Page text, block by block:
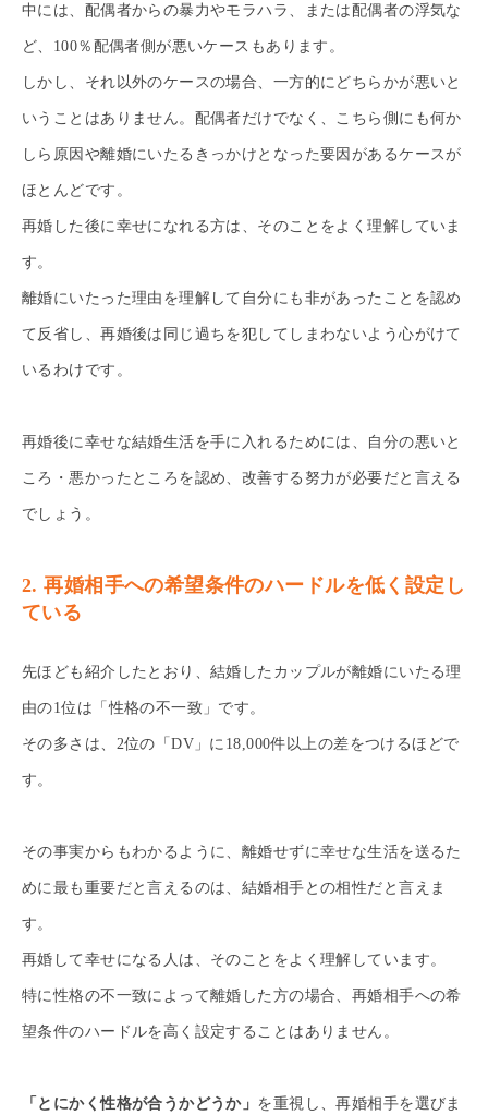
中には、配偶者からの暴力やモラハラ、または配偶者の浮気な
ど、100％配偶者側が悪いケースもあります。
しかし、それ以外のケースの場合、一方的にどちらかが悪いと
いうことはありません。配偶者だけでなく、こちら側にも何か
しら原因や離婚にいたるきっかけとなった要因があるケースが
ほとんどです。
再婚した後に幸せになれる方は、そのことをよく理解していま
す。
離婚にいたった理由を理解して自分にも非があったことを認め
て反省し、再婚後は同じ過ちを犯してしまわないよう心がけて
いるわけです。
再婚後に幸せな結婚生活を手に入れるためには、自分の悪いと
ころ・悪かったところを認め、改善する努力が必要だと言える
でしょう。
2. 再婚相手への希望条件のハードルを低く設定し
ている
先ほども紹介したとおり、結婚したカップルが離婚にいたる理
由の1位は「性格の不一致」です。
その多さは、2位の「DV」に18,000件以上の差をつけるほどで
す。
その事実からもわかるように、離婚せずに幸せな生活を送るた
めに最も重要だと言えるのは、結婚相手との相性だと言えま
す。
再婚して幸せになる人は、そのことをよく理解しています。
特に性格の不一致によって離婚した方の場合、再婚相手への希
望条件のハードルを高く設定することはありません。
「とにかく性格が合うかどうか」 を重視し、再婚相手を選びま